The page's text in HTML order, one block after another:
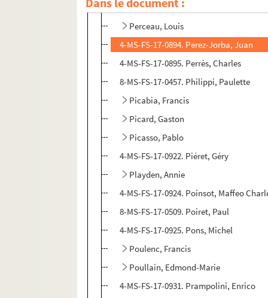
4-MS-FS-17-0893. Pellissier, Georges
Perceau, Louis
4-MS-FS-17-0894. Perez-Jorba, Juan
4-MS-FS-17-0895. Perrès, Charles
8-MS-FS-17-0457. Philippi, Paulette
Picabia, Francis
Picard, Gaston
Picasso, Pablo
4-MS-FS-17-0922. Piéret, Géry
Playden, Annie
4-MS-FS-17-0924. Poinsot, Maffeo
8-MS-FS-17-0509. Poiret, Paul
4-MS-FS-17-0925. Pons, Michel
Poulenc, Francis
Poullain, Edmond-Marie
4-MS-FS-17-0931. Prampolini, Enrico